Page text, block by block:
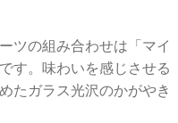
ツの組み合わせは「マイ
す。味わいを感じさせる
たガラス光沢のかがやき